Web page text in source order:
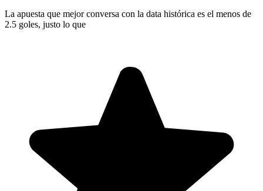
La apuesta que mejor conversa con la data histórica es el menos de
2.5 goles, justo lo que